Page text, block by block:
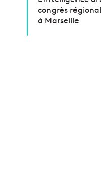
congrès
à Marseille